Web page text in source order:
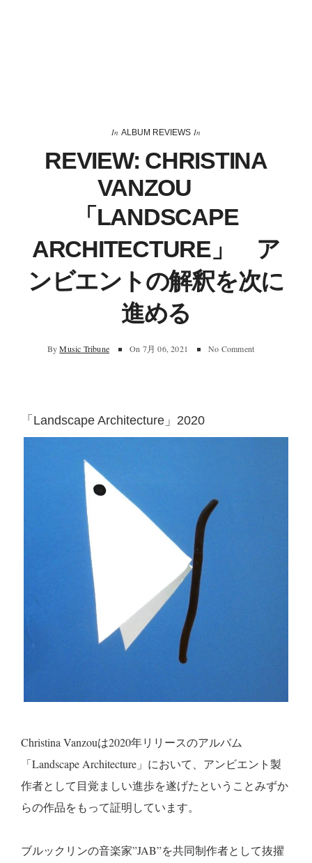
In ALBUM REVIEWS In
REVIEW: CHRISTINA
VANZOU
「LANDSCAPE
ARCHITECTURE」 ア
ンビエントの解釈を次に
進める
By Music Tribune On 7月 06, 2021 No Comment
「Landscape Architecture」2020
Christina Vanzouは2020年リリースのアルバム
「Landscape Architecture」において、アンビエント製
作者として目覚ましい進歩を遂げたということみずか
らの作品をもって証明しています。
ブルックリンの音楽家”JAB”を共同制作者として抜擢